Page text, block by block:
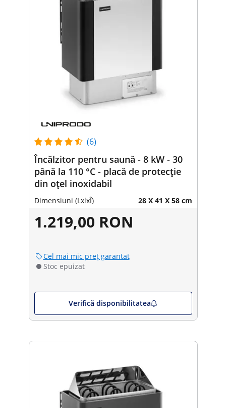
(6)
Încălzitor pentru saună - 8 kW - 30
până la 110 °C - placă de protecție
din oțel inoxidabil
Dimensiuni (LxlxÎ) 28 X 41 X 58 cm
1.219,00 RON
Cel mai mic preț garantat
Stoc epuizat
Verifică disponibilitatea